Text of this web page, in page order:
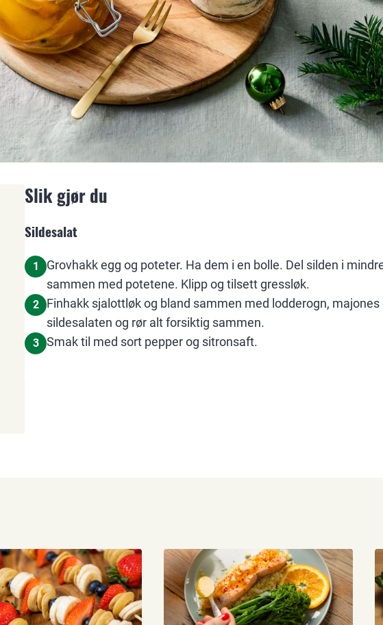
Slik gjør du
Sildesalat
1
Grovhakk egg og poteter. Ha dem i en bolle. Del silden i
sammen med potetene. Klipp og tilsett gressløk.
2
Finhakk sjalottløk og bland sammen med lodderogn,
sildesalaten og rør alt forsiktig sammen.
3 Smak til med sort pepper og sitronsaft.